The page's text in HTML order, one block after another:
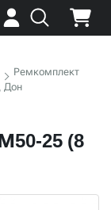
Ремкомплект
Дон
25 (8